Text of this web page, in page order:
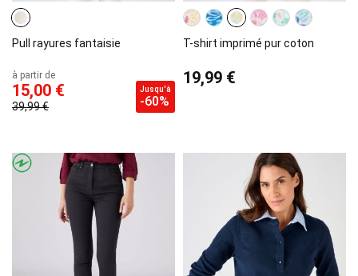
Pull rayures fantaisie
à partir de
15,00 €
39,99 €
Jusqu'à
-60%
T-shirt imprimé pur coton
19,99 €